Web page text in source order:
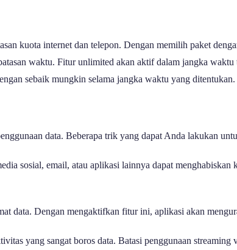
kuota internet dan telepon. Dengan memilih paket
waktu. Fitur unlimited akan aktif dalam jangka waktu
sebaik mungkin selama jangka waktu yang ditentukan.
data. Beberapa trik yang dapat Anda lakukan
sosial, email, atau aplikasi lainnya dapat
data. Dengan mengaktifkan fitur ini, aplikasi akan
yang sangat boros data. Batasi penggunaan